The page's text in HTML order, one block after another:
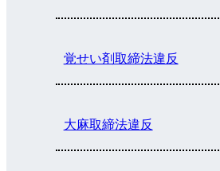
覚せい剤取締法違反
大麻取締法違反